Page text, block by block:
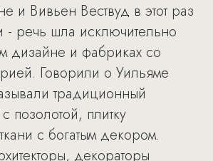
и Вивьен Вествуд в этот раз
- речь шла исключительно
дизайне и фабриках со
Говорили о Уильяме
традиционный
позолотой, плитку
с богатым декором.
декораторы